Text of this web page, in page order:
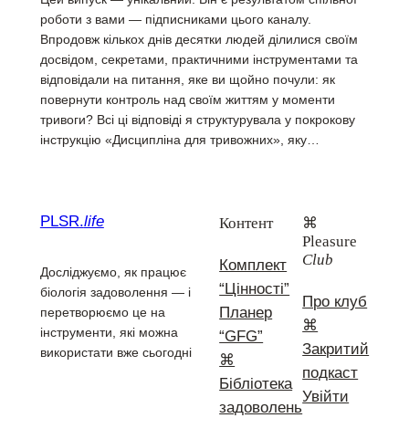
роботи з вами — підписниками цього каналу.
Впродовж кількох днів десятки людей ділилися своїм
досвідом, секретами, практичними інструментами та
відповідали на питання, яке ви щойно почули: як
повернути контроль над своїм життям у моменти
тривоги? Всі ці відповіді я структурувала у покрокову
інструкцію «Дисципліна для тривожних», яку…
PLSR.life
Досліджуємо, як працює
біологія задоволення — і
перетворюємо це на
інструменти, які можна
використати вже сьогодні
Контент
Комплект
“Цінності”
Планер
“GFG”
⌘
Бібліотека
задоволень
⌘
Pleasure
Club
Про клуб
⌘
Закритий
подкаст
Увійти